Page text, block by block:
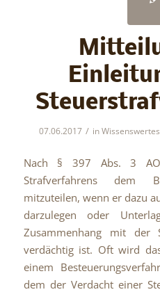
07.06.2017 / in
Nach § 397 Abs. 3
Strafverfahrens dem
mitzuteilen, wenn er dazu
darzulegen oder
Zusammenhang mit der
verdächtig ist. Oft wird
einem
dem der Verdacht einer